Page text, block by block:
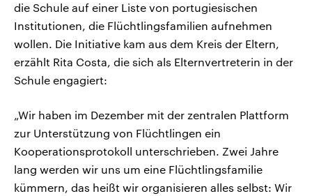
die Schule auf einer Liste von portugiesischen
Institutionen, die Flüchtlingsfamilien aufnehmen
wollen. Die Initiative kam aus dem Kreis der Eltern,
erzählt Rita Costa, die sich als Elternvertreterin in der
Schule engagiert:
„Wir haben im Dezember mit der zentralen Plattform
zur Unterstützung von Flüchtlingen ein
Kooperationsprotokoll unterschrieben. Zwei Jahre
lang werden wir uns um eine Flüchtlingsfamilie
kümmern, das heißt wir organisieren alles selbst: Wir